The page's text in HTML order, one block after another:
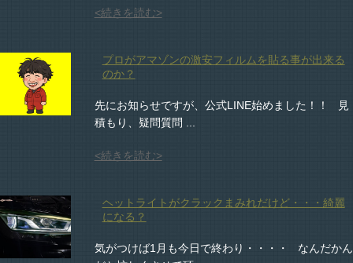
<続きを読む>
プロがアマゾンの激安フィルムを貼る事が出来る
のか？
先にお知らせですが、公式LINE始めました！！ 見
積もり、疑問質問 ...
<続きを読む>
ヘットライトがクラックまみれだけど・・・綺麗
になる？
気がつけば1月も今日で終わり・・・・ なんだかん